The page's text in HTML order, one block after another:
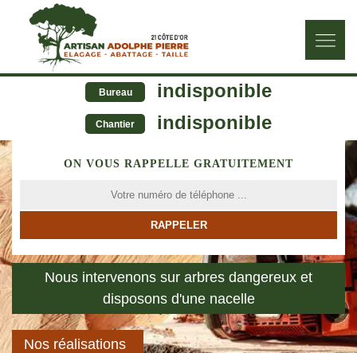
Bureau indisponible
Chantier indisponible
ON VOUS RAPPELLE GRATUITEMENT
Nous intervenons sur arbres dangereux et
disposons d'une nacelle
Nos réalisations